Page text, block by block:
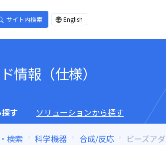
サイト内検索 English
情報（仕様）
す ソリューションから探す
検索 科学機器 合成/反応 ビーズア